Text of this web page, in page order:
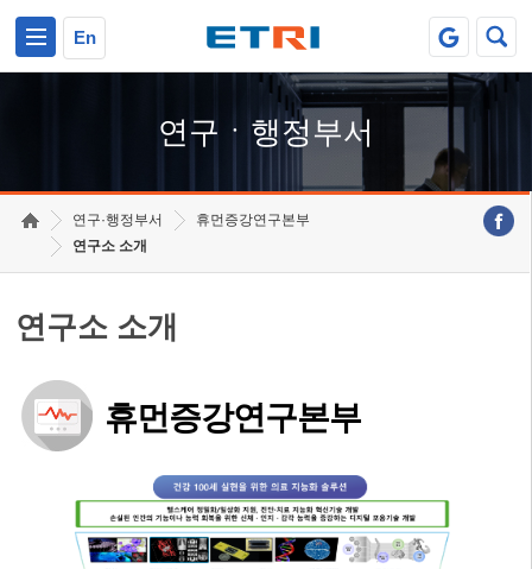
En
연구ㆍ행정부서
연구·행정부서
휴먼증강연구본부
연구소 소개
연구소 소개
휴먼증강연구본부